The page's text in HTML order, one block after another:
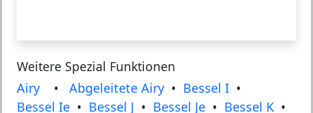
Weitere Spezial Funktionen
Airy • Abgeleitete Airy • Bessel I •
Bessel Ie • Bessel J • Bessel Je • Bessel K •